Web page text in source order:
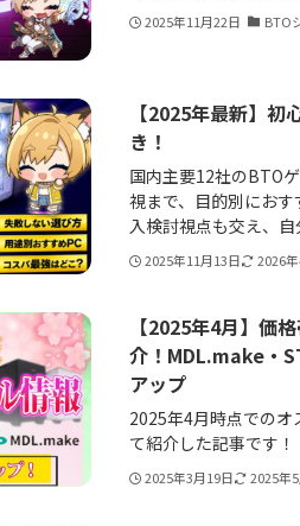
2025年11月22日 BTO
【2025年最新】
き！
国内主要12社のBTO
視まで、目的別にお
入検討視点も交え、自
2025年11月13日 2026
【2025年4月】価
介！MDL.make・
アップ
2025年4月時点での
て紹介した記事です！
2025年3月19日 2025年